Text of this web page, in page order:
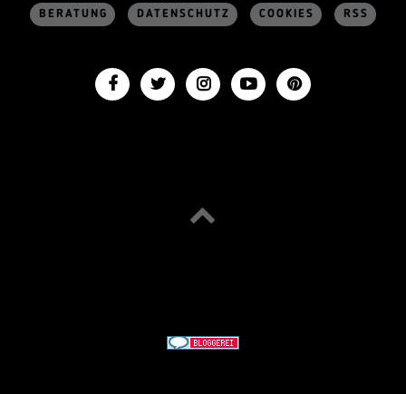
BERATUNG DATENSCHUTZ COOKIES RSS